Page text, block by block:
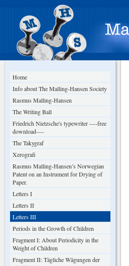
Home
Info about The Malling-Hansen Society
Rasmus Malling-Hansen
The Writing Ball
Friedrich Nietzsche's typewriter ----free
download----
The Takygraf
Xerografi
Rasmus Malling-Hansen’s Norwegian
Patent on an Instrument for Drying of
Paper.
Letters I
Letters II
Letters III
Periods in the Growth of Children
Fragment I: About Periodicity in the
Weight of Children
Fragment II: Tägliche Wägungen der